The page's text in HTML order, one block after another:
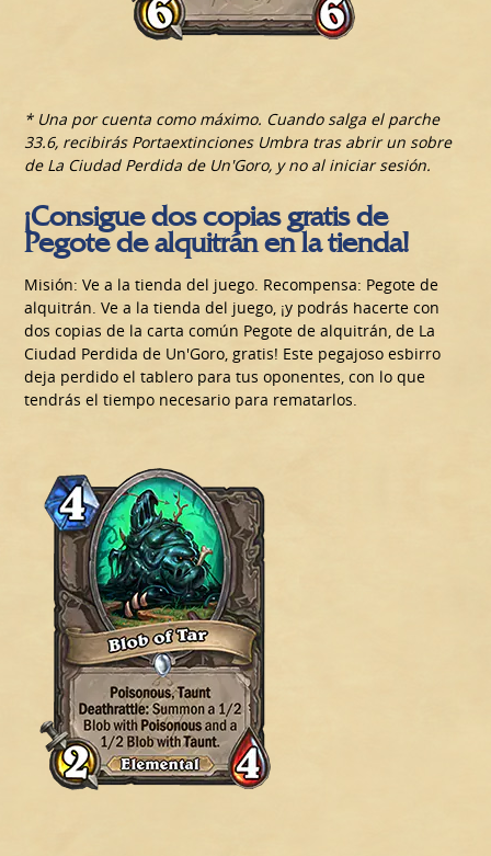
* Una por cuenta como máximo. Cuando salga el parche
33.6, recibirás Portaextinciones Umbra tras abrir un sobre
de La Ciudad Perdida de Un'Goro, y no al iniciar sesión.
¡Consigue dos copias gratis de
Pegote de alquitrán en la tienda!
Misión: Ve a la tienda del juego. Recompensa: Pegote de
alquitrán. Ve a la tienda del juego, ¡y podrás hacerte con
dos copias de la carta común Pegote de alquitrán, de La
Ciudad Perdida de Un'Goro, gratis! Este pegajoso esbirro
deja perdido el tablero para tus oponentes, con lo que
tendrás el tiempo necesario para rematarlos.